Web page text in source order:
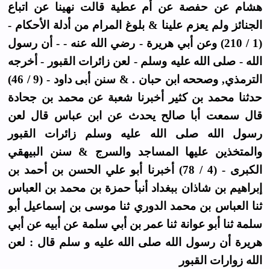
هشام عن حفصة عن أم عطية قالت نهينا عن اتباع
الجنائز ولم يعزم علينا & بلوغ المرام من أدلة الأحكام -
(1 / 210) وعن أبي هريرة - رضي الله عنه - - أن رسول
الله - صلى الله عليه وسلم - لعن زائرات القبور - أخرجه
الترمذي, وصححه ابن حبان . & سنن أبى داود - (9 / 46)
حدثنا محمد بن كثير أخبرنا شعبة عن محمد بن جحادة
قال سمعت أبا صالح يحدث عن ابن عباس قال لعن
رسول الله صلى الله عليه وسلم زائرات القبور
والمتخذين عليها المساجد والسرج & سنن البيهقي
الكبرى - (4 / 78) أخبرنا أبو علي الحسن بن أحمد بن
إبراهيم بن شاذان ببغداد أنبأ حمزة بن محمد بن العباس
ثنا العباس بن محمد الدوري ثنا موسى بن إسماعيل أبو
سلمة ثنا أبو عوانة ثنا عمر بن أبي سلمة عن أبيه عن أبي
هريرة أن رسول الله صلى الله عليه و سلم قال : لعن
الله زوارات القبور